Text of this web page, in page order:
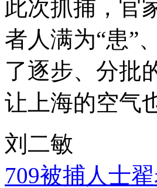
此次抓捕，官
者人满为“患”
了逐步、分批
让上海的空气
刘二敏
709被捕人士